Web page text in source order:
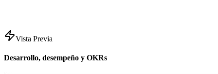
Vista Previa
Desarrollo, desempeño y OKRs